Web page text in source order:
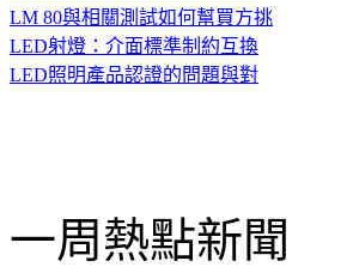
LM 80與相關測試如何幫買方挑
LED射燈：介面標準制約互換
LED照明產品認證的問題與對
一周熱點新聞